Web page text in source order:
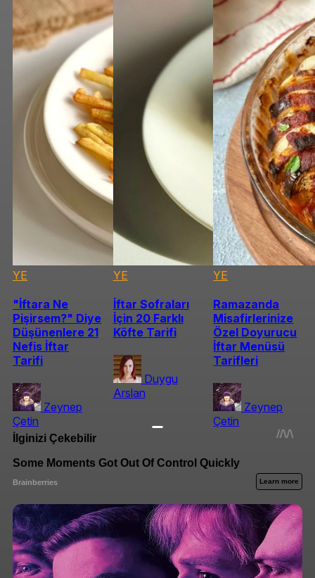
YE
"İftara Ne
Pişirsem?" Diye
Düşünenlere 21
Nefis İftar
Tarifi
Zeynep
Çetin
YE
İftar Sofraları
İçin 20 Farklı
Köfte Tarifi
Duygu
Arslan
YE
Ramazanda
Misafirlerinize
Özel Doyurucu
İftar Menüsü
Tarifleri
Zeynep
Çetin